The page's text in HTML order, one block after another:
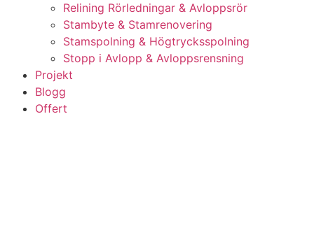
Relining Rörledningar & Avloppsrör
Stambyte & Stamrenovering
Stamspolning & Högtrycksspolning
Stopp i Avlopp & Avloppsrensning
Projekt
Blogg
Offert